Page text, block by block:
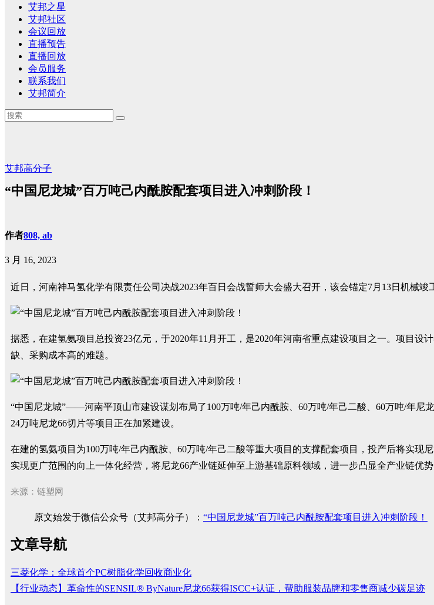
艾邦之星
艾邦社区
会议回放
直播预告
直播回放
会员服务
联系我们
艾邦简介
艾邦高分子
“中国尼龙城”百万吨己内酰胺配套项目进入冲刺阶段！
作者808, ab
3 月 16, 2023
近日，河南神马氢化学有限责任公司决战2023年百日会战誓师大会盛大召开，该会锚定7月13日机械竣
据悉，在建氢氨项目总投资23亿元，于2020年11月开工，是2020年河南省重点建设项目之一。项目
缺、采购成本高的难题。
“中国尼龙城”——河南平顶山市建设谋划布局了100万吨/年己内酰胺、60万吨/年己二酸、60万吨/年尼
24万吨尼龙66切片等项目正在加紧建设。
在建的氢氨项目为100万吨/年己内酰胺、60万吨/年己二酸等重大项目的支撑配套项目，投产后将实
实现更广范围的向上一体化经营，将尼龙66产业链延伸至上游基础原料领域，进一步凸显全产业链优势
来源：链塑网
原文始发于微信公众号（艾邦高分子）： “中国尼龙城”百万吨己内酰胺配套项目进入冲刺阶段！
文章导航
三菱化学：全球首个PC树脂化学回收商业化
【行业动态】革命性的SENSIL® ByNature尼龙66获得ISCC+认证，帮助服装品牌和零售商减少碳足迹